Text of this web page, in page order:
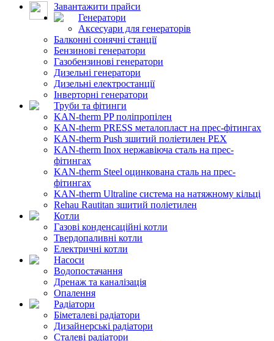
Завантажити прайси
Генератори
Аксесуари для генераторів
Балконні сонячні станції
Бензинові генератори
Газобензинові генератори
Дизельні генератори
Дизельні електростанції
Інверторні генератори
Труби та фітинги
KAN-therm PP поліпропілен
KAN-therm PRESS металопласт на прес-фітингах
KAN-therm Push зшитий поліетилен PEX
KAN-therm Inox нержавіюча сталь на прес-
фітингах
KAN-therm Steel оцинкована сталь на прес-
фітингах
KAN-therm Ultraline система на натяжному кільці
Rehau Rautitan зшитий поліетилен
Котли
Газові конденсаційні котли
Твердопаливні котли
Електричні котли
Насоси
Водопостачання
Дренаж та каналізація
Опалення
Радіатори
Біметалеві радіатори
Дизайнерські радіатори
Сталеві радіатори